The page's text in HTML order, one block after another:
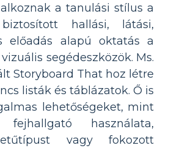
a tanulási stílus a
hallási, látási,
előadás alapú oktatás a
segédeszközök. Ms.
Storyboard That hoz létre
listák és táblázatok. Ő is
lehetőségeket, mint
használata,
vagy fokozott